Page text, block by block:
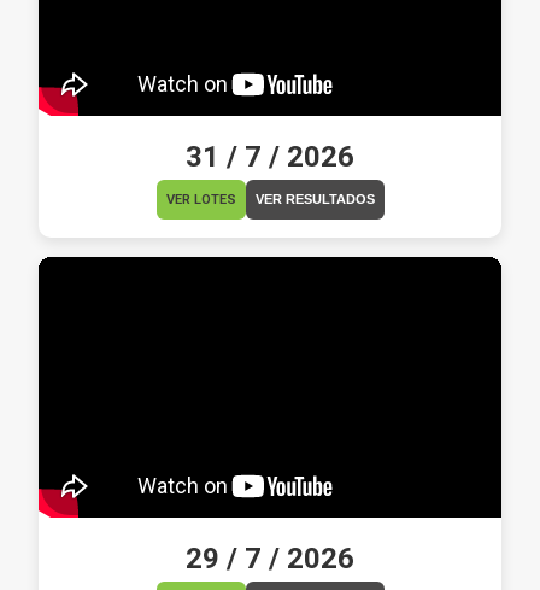
31 / 7 / 2026
VER LOTES VER RESULTADOS
29 / 7 / 2026